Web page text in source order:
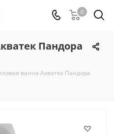
0
Пандора
ванна Акватек Пандора